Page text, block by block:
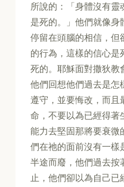
所說的：「身體沒有
是死的。」他們就像身
停留在頭腦的相信，但
的行為，這樣的信心是
死的。耶穌面對撒狄教
他們回想他們過去是怎
遵守，並要悔改，而且
命，不要以為已經得著
能力去堅固那將要衰微
們在祂的面前沒有一樣
半途而廢，他們過去按
止，他們卻以為自己已